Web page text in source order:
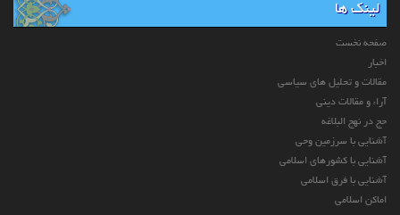
لینک ها
صفحه نخست
اخبار
مقالات و تحلیل های سیاسی
آراء و مقالات دینی
حج در نهج البلاغه
آشنایی با سرزمین وحی
آشنایی با کشورهای اسلامی
آشنایی با فرق اسلامی
اماکن اسلامی